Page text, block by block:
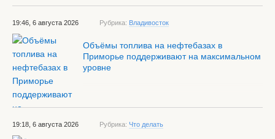
19:46, 6 августа 2026 Рубрика: Владивосток
Объёмы топлива на нефтебазах в
Приморье поддерживают на максимальном
уровне
19:18, 6 августа 2026 Рубрика: Что делать